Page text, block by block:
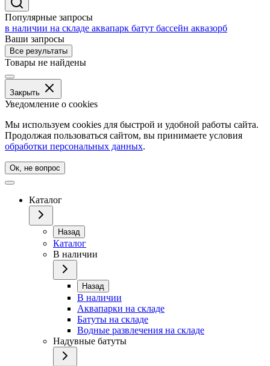
Популярные запросы
в наличии на складе аквапарк батут бассейн аквазорб
Ваши запросы
Все результаты
Товары не найдены
Закрыть
Уведомление о cookies
Мы используем cookies для быстрой и удобной работы сайта.
Продолжая пользоваться сайтом, вы принимаете условия
обработки персональных данных.
Ок, не вопрос
Каталог
Назад
Каталог
В наличии
Назад
В наличии
Аквапарки на складе
Батуты на складе
Водные развлечения на складе
Надувные батуты